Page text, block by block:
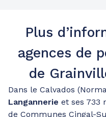
Plus
agences de
de
Dans le Calvados
Langannerie et ses 733
de Communes Cingal-